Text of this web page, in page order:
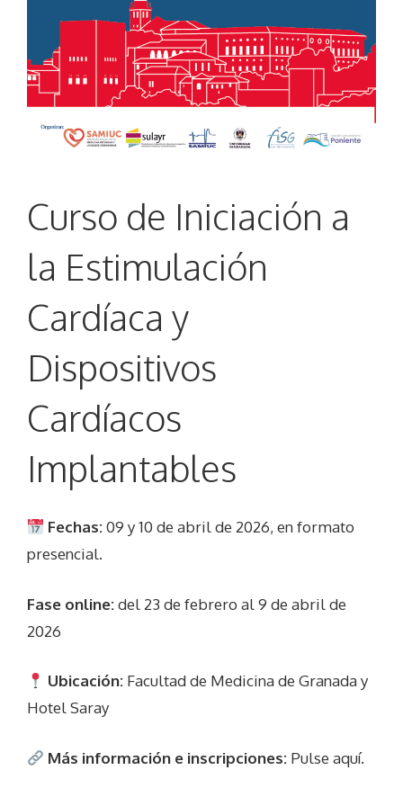
Curso de Iniciación a
la Estimulación
Cardíaca y
Dispositivos
Cardíacos
Implantables
Fechas:09 y 10 de abril de 2026, en formato
presencial.
Fase online:del 23 de febrero al 9 de abril de
2026
Ubicación: Facultad de Medicina de Granada y
Hotel Saray
Más información e inscripciones: Pulse aquí.